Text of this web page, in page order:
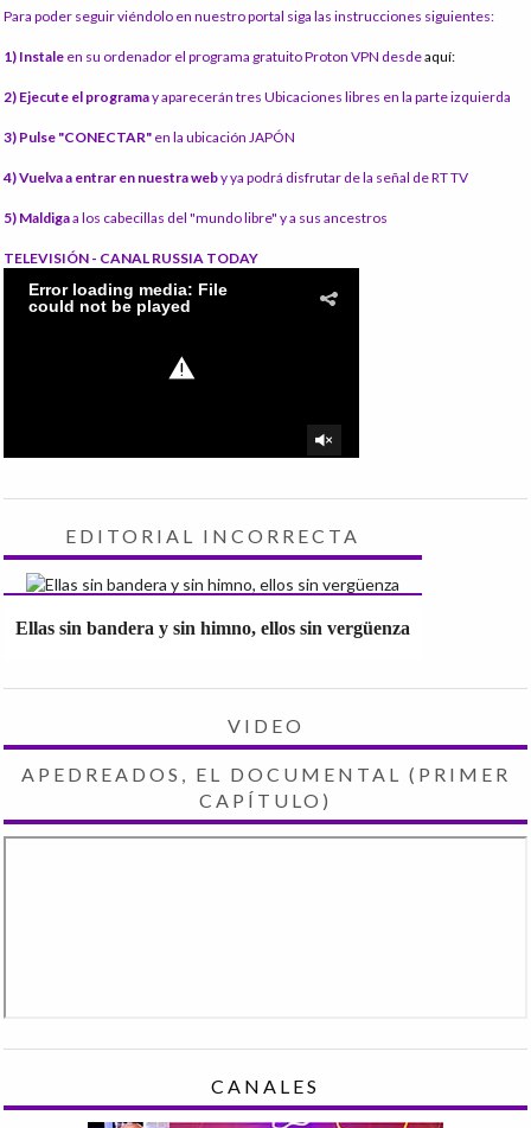
Para poder seguir viéndolo en nuestro portal siga las instrucciones siguientes:
1) Instale en su ordenador el programa gratuito Proton VPN desdeaquí:
2) Ejecute el programay aparecerán tres Ubicaciones libres en la parte izquierda
3) Pulse "CONECTAR" en la ubicación JAPÓN
4) Vuelva a entrar en nuestra weby ya podrá disfrutar de la señal de RT TV
5) Maldigaa los cabecillas del "mundo libre" y a sus ancestros
TELEVISIÓN - CANAL RUSSIA TODAY
EDITORIAL INCORRECTA
Ellas sin bandera y sin himno, ellos sin vergüenza
VIDEO
APEDREADOS, EL DOCUMENTAL (PRIMER
CAPÍTULO)
CANALES